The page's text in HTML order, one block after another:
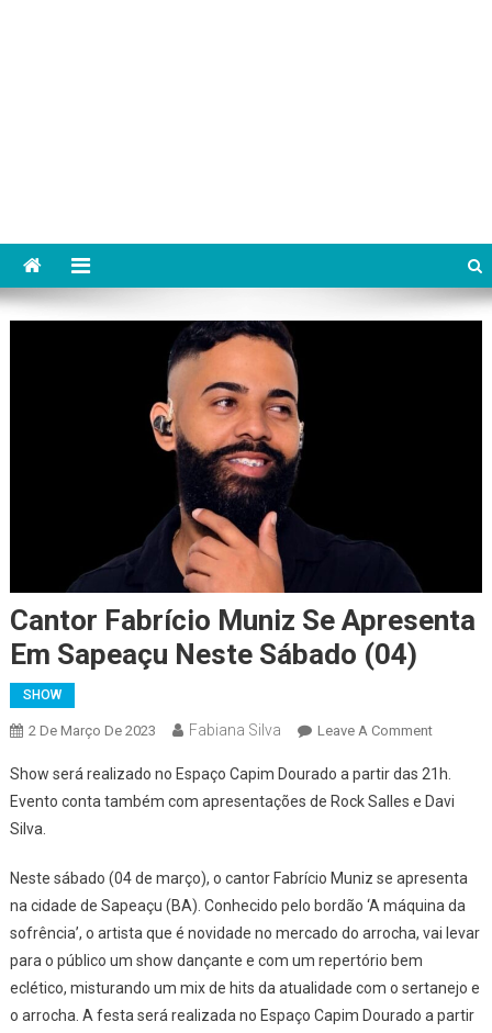
Cantor Fabrício Muniz Se Apresenta
Em Sapeaçu Neste Sábado (04)
SHOW
2 De Março De 2023 Fabiana Silva Leave A CommentOn
Fabrício
Muniz
Em
Sapeaçu
Neste
(04)
Show será realizado no Espaço Capim Dourado a partir das 21h.
Evento conta também com apresentações de Rock Salles e Davi
Silva.
Neste sábado (04 de março), o cantor Fabrício Muniz se apresenta
na cidade de Sapeaçu (BA). Conhecido pelo bordão ‘A máquina da
sofrência’, o artista que é novidade no mercado do arrocha, vai levar
para o público um show dançante e com um repertório bem
eclético, misturando um mix de hits da atualidade com o sertanejo e
o arrocha. A festa será realizada no Espaço Capim Dourado a partir